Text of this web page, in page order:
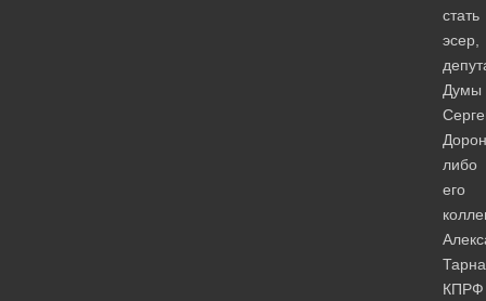
стать
эсер,
Думы
либо
его
КПРФ